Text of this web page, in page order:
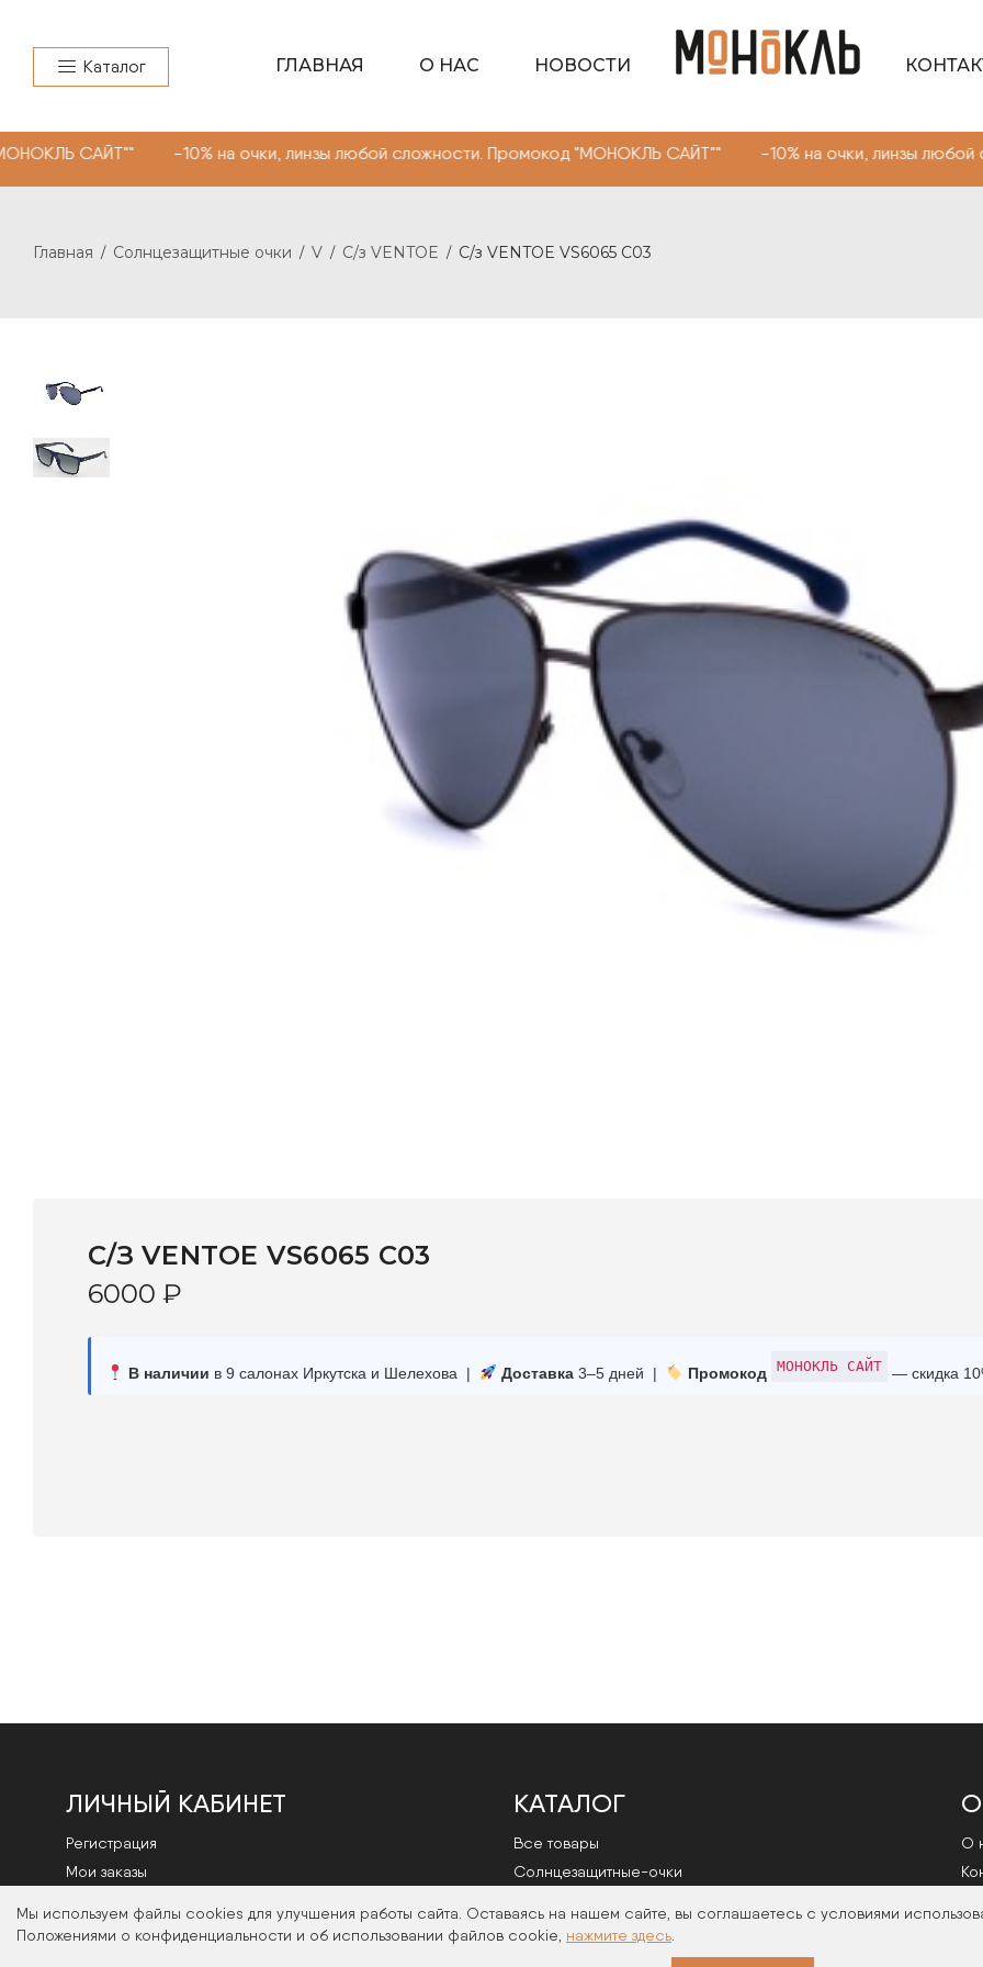
Мы используем файлы cookies для улучшения работы сайта. Оставаясь на нашем сайте, вы соглашаетесь с условиями
Положениями о конфиденциальности и об использовании файлов cookie, нажмите здесь
Каталог ГЛАВНАЯ О НАС НОВОСТИ
-10% на очки, линзы любой сложности. Промокод "МОНОКЛЬ САЙТ"" -10% на очки, линзы любой
Главная / Солнцезащитные очки / V / С/з VENTOE / С/з VENTOE VS6065 C03
С/З VENTOE VS6065 C03
6000 ₽
В наличии в 9 салонах Иркутска и Шелехова | Доставка3–5 дней | Промокод МОНОКЛЬ САЙТ — скидка
ЛИЧНЫЙ КАБИНЕТ
Регистрация
Мои заказы
КАТАЛОГ
Все товары
Cолнцезащитные-очки
О